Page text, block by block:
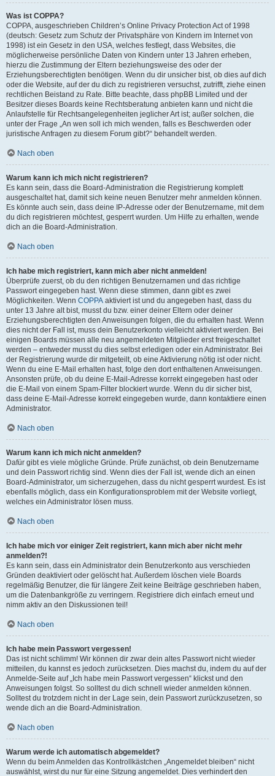
Was ist COPPA?
COPPA, ausgeschrieben Children’s Online Privacy Protection Act of 1998
(deutsch: Gesetz zum Schutz der Privatsphäre von Kindern im Internet von
1998) ist ein Gesetz in den USA, welches festlegt, dass Websites, die
möglicherweise persönliche Daten von Kindern unter 13 Jahren erheben,
hierzu die Zustimmung der Eltern beziehungsweise des oder der
Erziehungsberechtigten benötigen. Wenn du dir unsicher bist, ob dies auf dich
oder die Website, auf der du dich zu registrieren versuchst, zutrifft, ziehe einen
rechtlichen Beistand zu Rate. Bitte beachte, dass phpBB Limited und der
Besitzer dieses Boards keine Rechtsberatung anbieten kann und nicht die
Anlaufstelle für Rechtsangelegenheiten jeglicher Art ist; außer solchen, die
unter der Frage „An wen soll ich mich wenden, falls es Beschwerden oder
juristische Anfragen zu diesem Forum gibt?“ behandelt werden.
Nach oben
Warum kann ich mich nicht registrieren?
Es kann sein, dass die Board-Administration die Registrierung komplett
ausgeschaltet hat, damit sich keine neuen Benutzer mehr anmelden können.
Es könnte auch sein, dass deine IP-Adresse oder der Benutzername, mit dem
du dich registrieren möchtest, gesperrt wurden. Um Hilfe zu erhalten, wende
dich an die Board-Administration.
Nach oben
Ich habe mich registriert, kann mich aber nicht anmelden!
Überprüfe zuerst, ob du den richtigen Benutzernamen und das richtige
Passwort eingegeben hast. Wenn diese stimmen, dann gibt es zwei
Möglichkeiten. Wenn COPPA aktiviert ist und du angegeben hast, dass du
unter 13 Jahre alt bist, musst du bzw. einer deiner Eltern oder deiner
Erziehungsberechtigten den Anweisungen folgen, die du erhalten hast. Wenn
dies nicht der Fall ist, muss dein Benutzerkonto vielleicht aktiviert werden. Bei
einigen Boards müssen alle neu angemeldeten Mitglieder erst freigeschaltet
werden – entweder musst du dies selbst erledigen oder ein Administrator. Bei
der Registrierung wurde dir mitgeteilt, ob eine Aktivierung nötig ist oder nicht.
Wenn du eine E-Mail erhalten hast, folge den dort enthaltenen Anweisungen.
Ansonsten prüfe, ob du deine E-Mail-Adresse korrekt eingegeben hast oder
die E-Mail von einem Spam-Filter blockiert wurde. Wenn du dir sicher bist,
dass deine E-Mail-Adresse korrekt eingegeben wurde, dann kontaktiere einen
Administrator.
Nach oben
Warum kann ich mich nicht anmelden?
Dafür gibt es viele mögliche Gründe. Prüfe zunächst, ob dein Benutzername
und dein Passwort richtig sind. Wenn dies der Fall ist, wende dich an einen
Board-Administrator, um sicherzugehen, dass du nicht gesperrt wurdest. Es ist
ebenfalls möglich, dass ein Konfigurationsproblem mit der Website vorliegt,
welches ein Administrator lösen muss.
Nach oben
Ich habe mich vor einiger Zeit registriert, kann mich aber nicht mehr
anmelden?!
Es kann sein, dass ein Administrator dein Benutzerkonto aus verschieden
Gründen deaktiviert oder gelöscht hat. Außerdem löschen viele Boards
regelmäßig Benutzer, die für längere Zeit keine Beiträge geschrieben haben,
um die Datenbankgröße zu verringern. Registriere dich einfach erneut und
nimm aktiv an den Diskussionen teil!
Nach oben
Ich habe mein Passwort vergessen!
Das ist nicht schlimm! Wir können dir zwar dein altes Passwort nicht wieder
mitteilen, du kannst es jedoch zurücksetzen. Dies machst du, indem du auf der
Anmelde-Seite auf „Ich habe mein Passwort vergessen“ klickst und den
Anweisungen folgst. So solltest du dich schnell wieder anmelden können.
Solltest du trotzdem nicht in der Lage sein, dein Passwort zurückzusetzen, so
wende dich an die Board-Administration.
Nach oben
Warum werde ich automatisch abgemeldet?
Wenn du beim Anmelden das Kontrollkästchen „Angemeldet bleiben“ nicht
auswählst, wirst du nur für eine Sitzung angemeldet. Dies verhindert den